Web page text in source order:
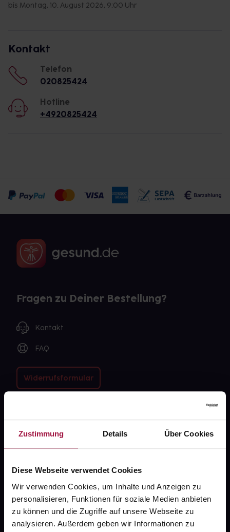
Zustimmung Details Über Cookies
Diese Webseite verwendet Cookies
Wir verwenden Cookies, um Inhalte und Anzeigen zu
personalisieren, Funktionen für soziale Medien anbieten
zu können und die Zugriffe auf unsere Webseite zu
analysieren. Außerdem geben wir Informationen zu
bis Montag, 10. August 2026, 9:00 Uhr
Kontakt
Telefon
020825424
Hotline
+4920825424
Fragen zu Deiner Bestellung?
Kontakt
FAQ
Widerrufsformular
Über uns
Karriere
Newsletter
Barrierefreiheitserklärung
PAYBACK